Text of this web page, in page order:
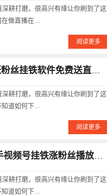
耕打磨，很高兴有缘让你刷到了这
做直播在...
阅读更多
费送直播人气播放量起号秘密
耕打磨，很高兴有缘让你刷到了这
道如何下...
阅读更多
放量人气软件免费送 招募合伙人
耕打磨，很高兴有缘让你刷到了这
道如何下...